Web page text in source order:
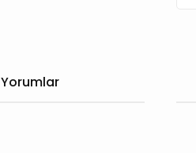
Yorumlar